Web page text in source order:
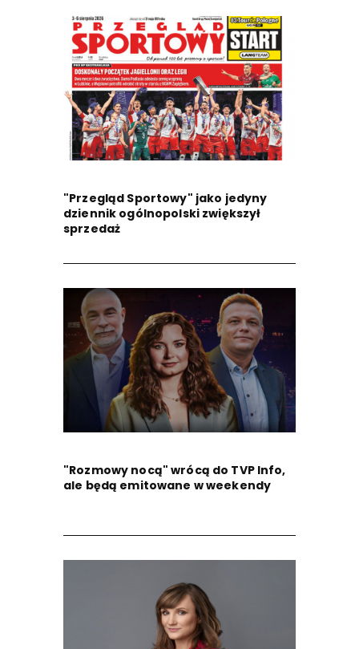
"Przegląd Sportowy" jako jedyny
dziennik ogólnopolski zwiększył
sprzedaż
"Rozmowy nocą" wrócą do TVP Info,
ale będą emitowane w weekendy